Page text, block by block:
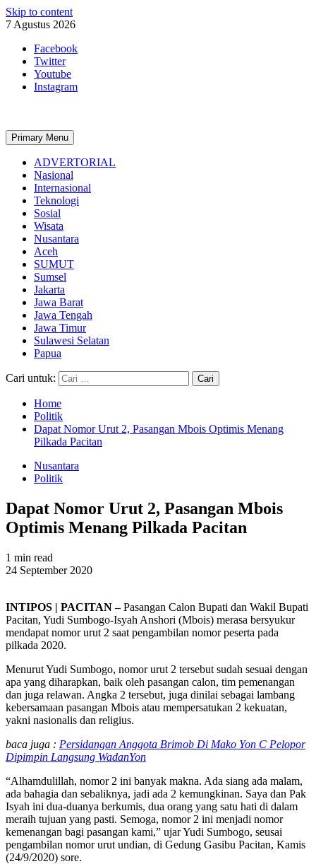
Skip to content
7 Agustus 2026
Facebook
Twitter
Youtube
Instagram
Primary Menu
ADVERTORIAL
Nasional
Internasional
Teknologi
Sosial
Wisata
Nusantara
Aceh
SUMUT
Sumsel
Jakarta
Jawa Barat
Jawa Tengah
Jawa Timur
Sulawesi Selatan
Papua
Cari untuk:
Home
Politik
Dapat Nomor Urut 2, Pasangan Mbois Optimis Menang
Pilkada Pacitan
Nusantara
Politik
Dapat Nomor Urut 2, Pasangan Mbois
Optimis Menang Pilkada Pacitan
1 min read
24 September 2020
INTIPOS | PACITAN –Pasangan Calon Bupati dan Wakil Bupati
Pacitan, Yudi Sumbogo-Isyah Anshori (Mbois) merasa bersyukur
mendapat nomor urut 2 saat pengambilan nomor peserta pada
pilkada 2020.
Menurut Yudi Sumbogo, nomor urut 2 tersebut sudah sesuai dengan
apa yang diharapkan, baik oleh pasangan calon, tim pemenangan
dan juga relawan. Angka 2 tersebut, juga dinilai sebagai lambang
kebersamaan pasangan Mbois atau mempersatukan 2 kekuatan,
yakni nasionalis dan religius.
baca juga : Persidangan Anggota Brimob Di Mako Yon C Pelopor
Dipimpin Langsung WadanYon
“Alhamdulillah, nomor 2 ini banyak makna. Ada siang ada malam,
ada bahagia dan sebaliknya, jadi ada 2 kemungkinan. Saya dan Pak
Isyah ini dua-duanya berkumis, dua orang yang satu hati di dalam
meraih tujuan yang pasti. Semoga, nomor 2 ini menjadi nomor
kemenangan bagi pasangan kami,” ujar Yudi Sumbogo, seusai
pengambilan nomor urut undian, di Gedung Gasibu Pacitan, Kamis
(24/9/2020) sore.